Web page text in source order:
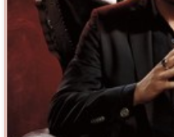
Подростковаяжестокость
Призраки
Про апокалипсис
Про богов
Про ведьм